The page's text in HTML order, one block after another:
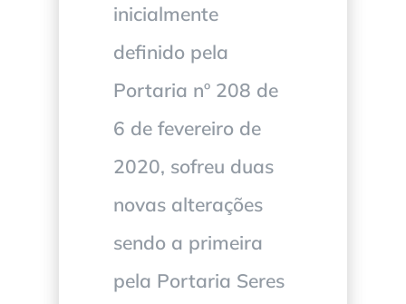
inicialmente
definido pela
Portaria nº 208 de
6 de fevereiro de
2020, sofreu duas
novas alterações
sendo a primeira
pela Portaria Seres